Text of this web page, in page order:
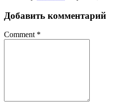
Добавить комментарий
Comment *